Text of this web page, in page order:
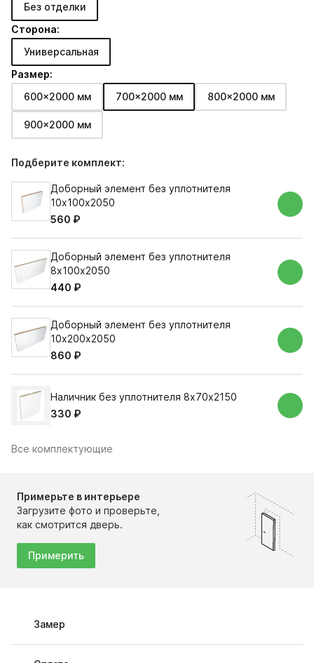
Без отделки
Сторона:
Универсальная
Размер:
600x2000 мм
700x2000 мм 800x2000 мм
900x2000 мм
Подберите комплект:
Доборный элемент без уплотнителя
10х100х2050
560 ₽
Доборный элемент без уплотнителя
8х100х2050
440 ₽
Доборный элемент без уплотнителя
10х200х2050
860 ₽
Наличник без уплотнителя 8х70х2150
330 ₽
Все комплектующие
Примерьте в интерьере
Загрузите фото и проверьте,
как смотрится дверь.
Примерить
Замер